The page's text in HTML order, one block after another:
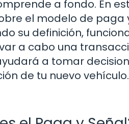
a fondo. En
el modelo de
su definición,
a cabo una
a tomar
de tu nuevo vehículo.